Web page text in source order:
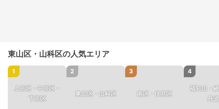
東山区・山科区の人気エリア
1
上京区・中京区・
下京区
2
東山区・山科区
3
南区・伏見区
4
福知山・
丹波